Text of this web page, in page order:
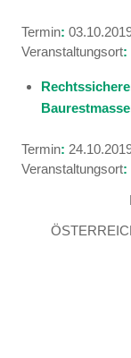
Termin:
Veranstaltungsort:
Termin:
Veranstaltungsort: